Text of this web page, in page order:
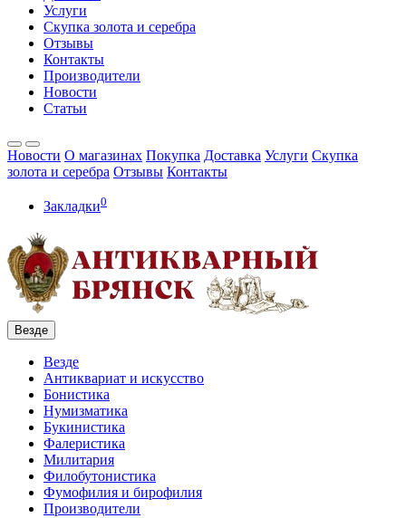
Услуги
Скупка золота и серебра
Отзывы
Контакты
Производители
Новости
Статьи
Новости О магазинах Покупка Доставка Услуги Скупка
золота и серебра Отзывы Контакты
Закладки0
Везде
Везде
Антиквариат и искусство
Бонистика
Нумизматика
Букинистика
Фалеристика
Милитария
Филобутонистика
Фумофилия и бирофилия
Производители